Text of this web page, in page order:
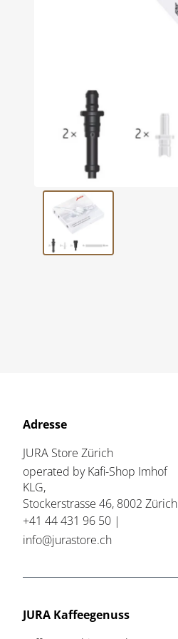
Adresse
JURA Store Zürich
operated by Kafi-Shop Imhof
KLG,
Stockerstrasse 46, 8002 Zürich
+41 44 431 96 50 |
info@jurastore.ch
JURA Kaffeegenuss